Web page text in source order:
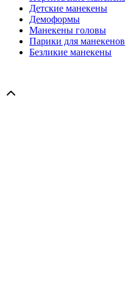
Детские манекены
Демоформы
Манекены головы
Парики для манекенов
Безликие манекены